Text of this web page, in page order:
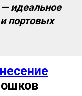
идеальное
портовых